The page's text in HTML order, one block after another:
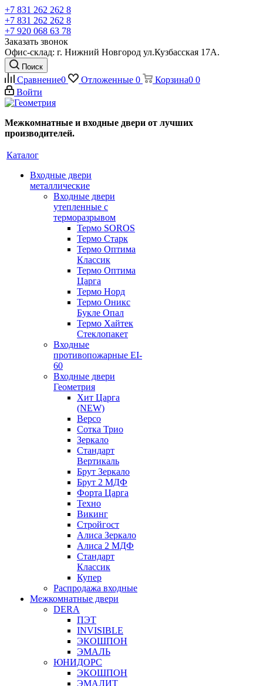
+7 831 262 262 8
+7 831 262 262 8
+7 920 068 63 78
Заказать звонок
Офис-склад: г. Нижний Новгород ул.Кузбасская 17А.
Поиск
Сравнение0 Отложенные 0 Корзина0 0
Войти
Межкомнатные и входные двери от лучших
производителей.
Каталог
Входные двери
металлические
Входные двери
утепленные с
терморазрывом
Термо SOROS
Термо Старк
Термо Оптима
Классик
Термо Оптима
Царга
Термо Норд
Термо Оникс
Букле Опал
Термо Хайтек
Стеклопакет
Входные
противопожарные EI-
60
Входные двери
Геометрия
Хит Царга
(NEW)
Версо
Сотка Трио
Зеркало
Стандарт
Вертикаль
Брут Зеркало
Брут 2 МДФ
Форта Царга
Техно
Викинг
Стройгост
Алиса Зеркало
Алиса 2 МДФ
Стандарт
Классик
Купер
Распродажа входные
Межкомнатные двери
DERA
ПЭТ
INVISIBLE
ЭКОШПОН
ЭМАЛЬ
ЮНИДОРС
ЭКОШПОН
ЭМАЛИТ